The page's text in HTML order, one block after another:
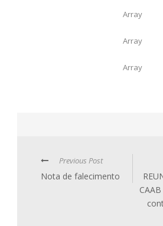
Array
Array
Array
Previous Post
Nota de falecimento